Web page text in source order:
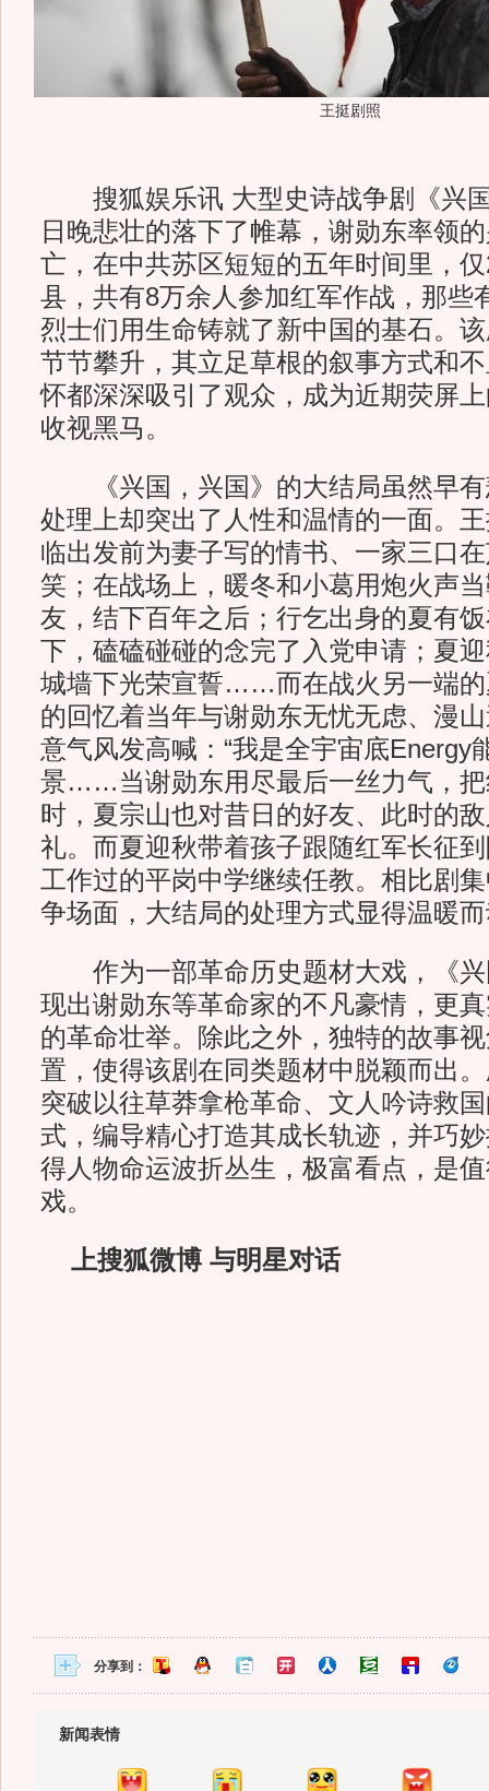
王挺剧照
搜狐娱乐讯 大型史诗战争剧《兴
日晚悲壮的落下了帷幕，谢勋东率领
亡，在中共苏区短短的五年时间里，
县，共有8万余人参加红军作战，那些
烈士们用生命铸就了新中国的基石。
节节攀升，其立足草根的叙事方式和
怀都深深吸引了观众，成为近期荧屏
收视黑马。
《兴国，兴国》的大结局虽然早有
处理上却突出了人性和温情的一面。
临出发前为妻子写的情书、一家三口
笑；在战场上，暖冬和小葛用炮火声
友，结下百年之后；行乞出身的夏有
下，磕磕碰碰的念完了入党申请；夏迎
城墙下光荣宣誓……而在战火另一端的
的回忆着当年与谢勋东无忧无虑、漫
意气风发高喊：“我是全宇宙底Energy
景……当谢勋东用尽最后一丝力气，把
时，夏宗山也对昔日的好友、此时的
礼。而夏迎秋带着孩子跟随红军长征
工作过的平岗中学继续任教。相比剧
争场面，大结局的处理方式显得温暖
作为一部革命历史题材大戏，《兴
现出谢勋东等革命家的不凡豪情，更
的革命壮举。除此之外，独特的故事
置，使得该剧在同类题材中脱颖而出
突破以往草莽拿枪革命、文人吟诗救
式，编导精心打造其成长轨迹，并巧
得人物命运波折丛生，极富看点，是
戏。
上搜狐微博 与明星对话
分享到：
新闻表情